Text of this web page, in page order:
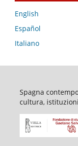
English
Español
Italiano
Spagna
cultura, istituzioni